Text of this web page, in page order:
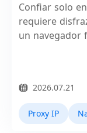
Confiar solo
requiere
un navegador
2026.07.21
Proxy IP